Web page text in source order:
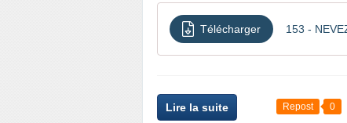
Télécharger 153 -
Lire la suite Repost 0